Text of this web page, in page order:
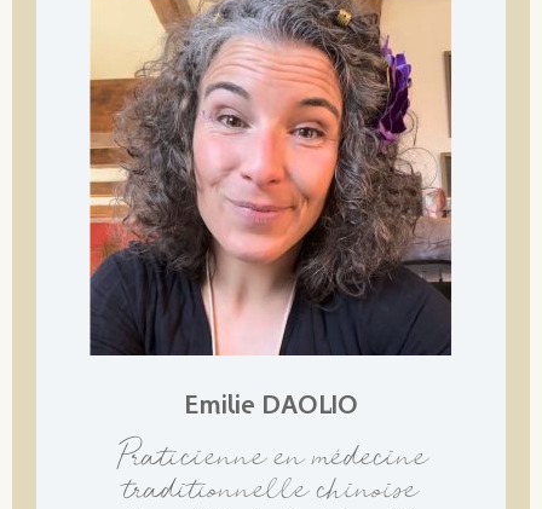
Emilie DAOLIO
Praticienne en médecine
traditionnelle chinoise